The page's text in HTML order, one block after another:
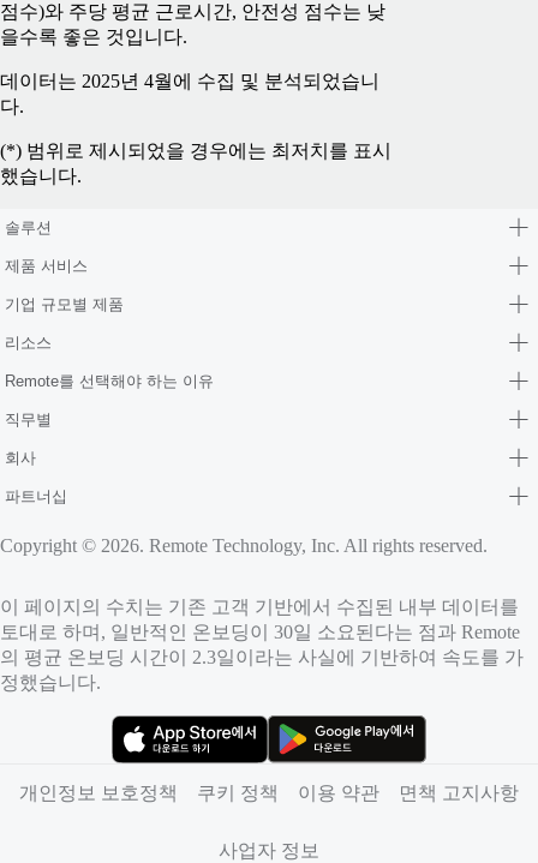
점수)와 주당 평균 근로시간, 안전성 점수는 낮
을수록 좋은 것입니다.
데이터는 2025년 4월에 수집 및 분석되었습니
다.
(*) 범위로 제시되었을 경우에는 최저치를 표시
했습니다.
솔루션
제품 서비스
기업 규모별 제품
리소스
Remote를 선택해야 하는 이유
직무별
회사
파트너십
Copyright © 2026. Remote Technology, Inc. All rights reserved.
이 페이지의 수치는 기존 고객 기반에서 수집된 내부 데이터를
토대로 하며, 일반적인 온보딩이 30일 소요된다는 점과 Remote
의 평균 온보딩 시간이 2.3일이라는 사실에 기반하여 속도를 가
정했습니다.
개인정보 보호정책
쿠키 정책 이용 약관 면책 고지사항
사업자 정보